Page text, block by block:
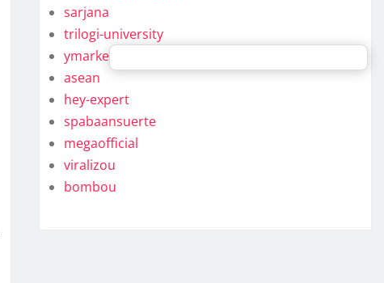
sarjana
trilogi-university
ymarkel
asean
hey-expert
spabaansuerte
megaofficial
viralizou
bombou